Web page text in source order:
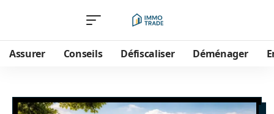
Assurer Conseils Défiscaliser Déménager